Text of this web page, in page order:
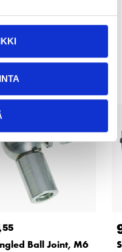
also bought
55
Ball Joint, M6